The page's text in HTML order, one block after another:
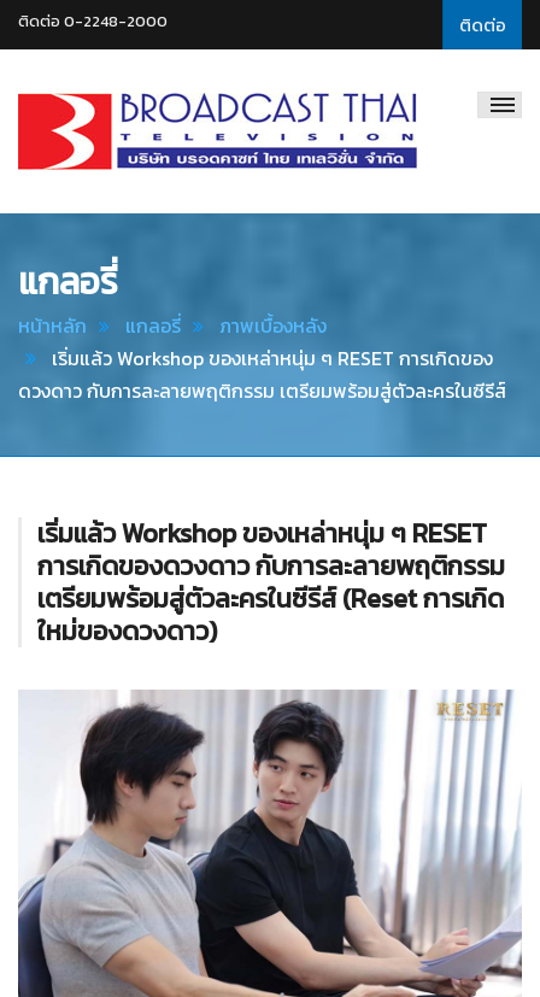
ติดต่อ
ติดต่อ 0-2248-2000
Thai
แกลอรี่
หน้าหลัก แกลอรี่
ภาพเบื้องหลัง
เริ่มแล้ว Workshop ของเหล่าหนุ่ม ๆ RESET การเกิดของ
ดวงดาว กับการละลายพฤติกรรม เตรียมพร้อมสู่ตัวละครในซีรีส์
เริ่มแล้ว Workshop ของเหล่าหนุ่ม ๆ RESET
การเกิดของดวงดาว กับการละลายพฤติกรรม
เตรียมพร้อมสู่ตัวละครในซีรีส์ (Reset การเกิด
ใหม่ของดวงดาว)